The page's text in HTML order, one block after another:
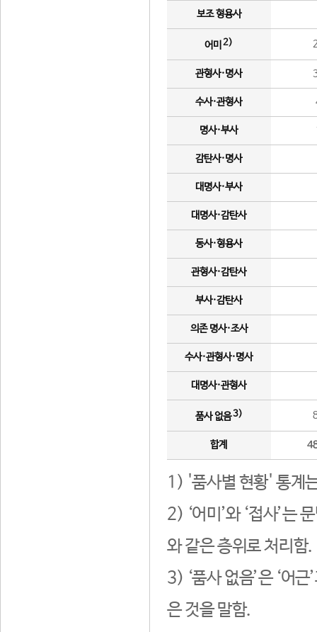
보조 형용사
어미 2)
관형사·명사
수사·관형사
명사·부사
감탄사·명사
대명사·부사
대명사·감탄사
동사·형용사
관형사·감탄사
부사·감탄사
의존 명사·조사
수사·관형사·명사
대명사·관형사
품사 없음3)
합계
1) '품사별 현황' 통계
2) ‘어미’와 ‘접사’는
와 같은 층위로 처리함.
3) ‘품사 없음’은 ‘어
은 것을 말함.